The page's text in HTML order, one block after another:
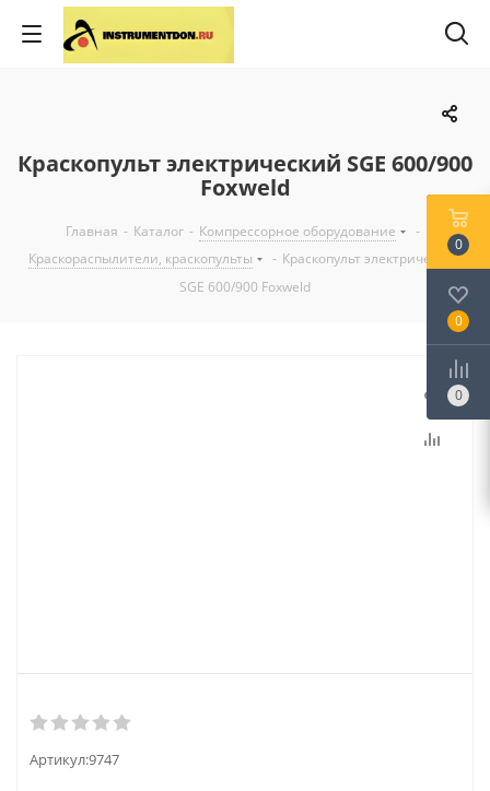
Краскопульт электрический SGE 600/900
Foxweld
Главная - Каталог - Компрессорное оборудование
-
Краскораспылители, краскопульты
- Краскопульт электрический
SGE 600/900 Foxweld
Артикул:9747
0
0
0